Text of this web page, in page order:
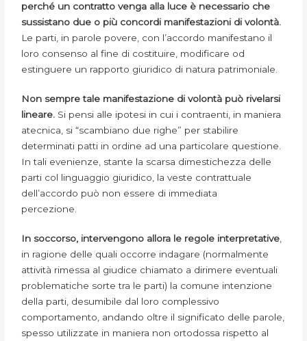
perché un contratto venga alla luce è necessario che
sussistano due o più concordi manifestazioni di volontà.
Le parti, in parole povere, con l’accordo manifestano il
loro consenso al fine di costituire, modificare od
estinguere un rapporto giuridico di natura patrimoniale.
Non sempre tale manifestazione di volontà può rivelarsi
lineare. Si pensi alle ipotesi in cui i contraenti, in maniera
atecnica, si “scambiano due righe” per stabilire
determinati patti in ordine ad una particolare questione.
In tali evenienze, stante la scarsa dimestichezza delle
parti col linguaggio giuridico, la veste contrattuale
dell’accordo può non essere di immediata
percezione.
In soccorso, intervengono allora le regole interpretative
in ragione delle quali occorre indagare (normalmente
attività rimessa al giudice chiamato a dirimere eventuali
problematiche sorte tra le parti) la comune intenzione
della parti, desumibile dal loro complessivo
comportamento, andando oltre il significato delle parole,
spesso utilizzate in maniera non ortodossa rispetto al